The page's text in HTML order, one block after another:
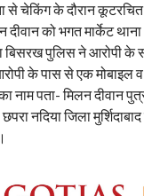
से चेकिंग के दौरान
दीवान को भगत मार्केट
बिसरख पुलिस ने आरोपी के
के पास से एक
नाम पता- मिलन दीवान
नदिया जिला